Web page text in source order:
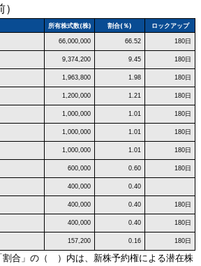
所有株式数(株) 割合(％) ロックアップ
66,000,000 66.52 180日
9,374,200 9.45 180日
1,963,800 1.98 180日
1,200,000 1.21 180日
1,000,000 1.01 180日
1,000,000 1.01 180日
1,000,000 1.01 180日
600,000 0.60 180日
400,000 0.40
400,000 0.40 180日
400,000 0.40 180日
157,200 0.16 180日
合」の（ ）内は、新株予約権による潜在株